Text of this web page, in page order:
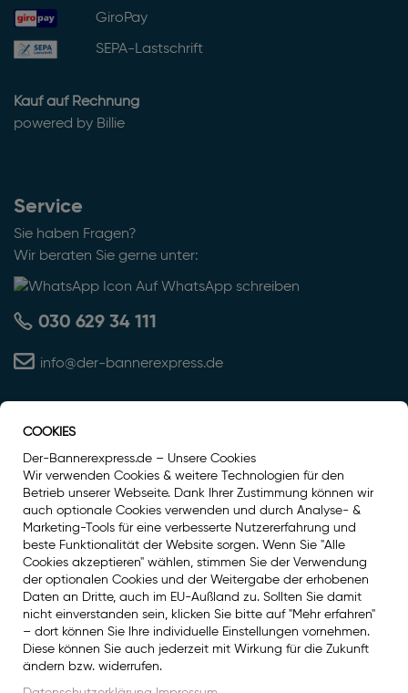
GiroPay
SEPA-Lastschrift
Kauf auf Rechnung
powered by Billie
Service
Sie haben Fragen?
Wir beraten Sie gerne unter:
Auf WhatsApp schreiben
030 629 34 111
info@der-bannerexpress.de
Auszeichnung
Social Media
COOKIES
Der-Bannerexpress.de – Unsere Cookies
Wir verwenden Cookies & weitere Technologien für den
Betrieb unserer Webseite. Dank Ihrer Zustimmung können wir
auch optionale Cookies verwenden und durch Analyse- &
Marketing-Tools für eine verbesserte Nutzererfahrung und
beste Funktionalität der Website sorgen. Wenn Sie "Alle
Cookies akzeptieren" wählen, stimmen Sie der Verwendung
der optionalen Cookies und der Weitergabe der erhobenen
Daten an Dritte, auch im EU-Außland zu. Sollten Sie damit
nicht einverstanden sein, klicken Sie bitte auf "Mehr erfahren"
– dort können Sie Ihre individuelle Einstellungen vornehmen.
Diese können Sie auch jederzeit mit Wirkung für die Zukunft
ändern bzw. widerrufen.